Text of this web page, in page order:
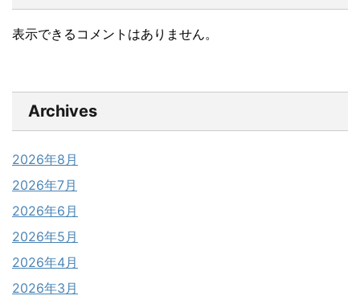
表示できるコメントはありません。
Archives
2026年8月
2026年7月
2026年6月
2026年5月
2026年4月
2026年3月